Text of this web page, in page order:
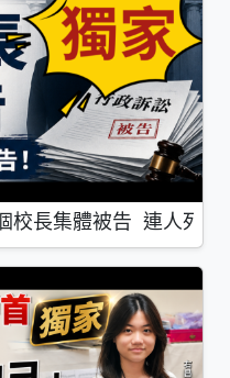
校長集體被告 連人死了